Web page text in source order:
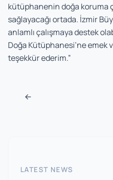
kütüphanenin doğa koruma
sağlayacağı ortada. İzmir
anlamlı çalışmaya destek
Doğa Kütüphanesi’ne emek
teşekkür ederim.”
Post navigation
←
LATEST NEWS